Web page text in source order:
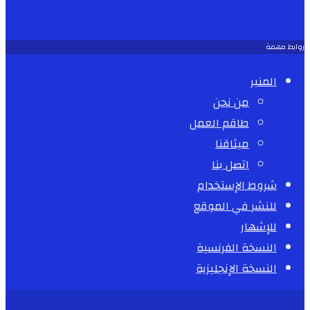
روابط مهمة
المنبر
من نحن
طاقم العمل
ميثاقنا
اتصل بنا
شروط الإستخدام
للنشر في الموقع
للإشهار
النسخة الفرنسية
النسخة الإنجليزية